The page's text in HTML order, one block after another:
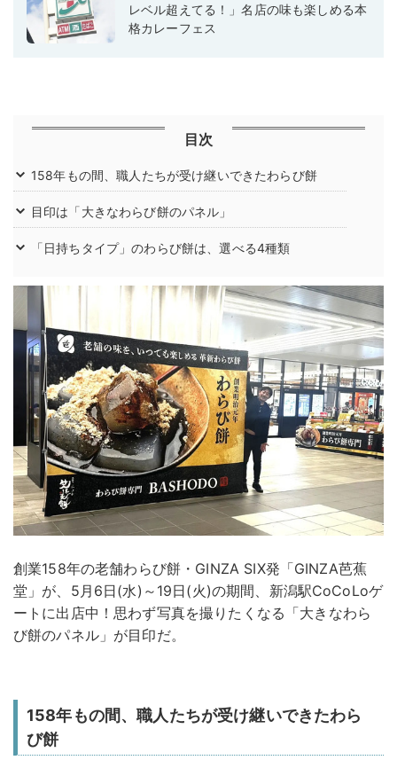
レベル超えてる！」名店の味も楽しめる本
格カレーフェス
目次
158年もの間、職人たちが受け継いできたわらび餅
目印は「大きなわらび餅のパネル」
「日持ちタイプ」のわらび餅は、選べる4種類
創業158年の老舗わらび餅・GINZA SIX発「GINZA芭蕉
堂」が、5月6日(水)～19日(火)の期間、新潟駅CoCoLoゲ
ートに出店中！思わず写真を撮りたくなる「大きなわら
び餅のパネル」が目印だ。
158年もの間、職人たちが受け継いできたわら
び餅